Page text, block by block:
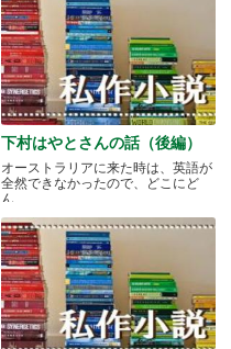
下村はやとさんの話（後編）
オーストラリアに来た時は、英語が
全然できなかったので、どこにど
ん.....